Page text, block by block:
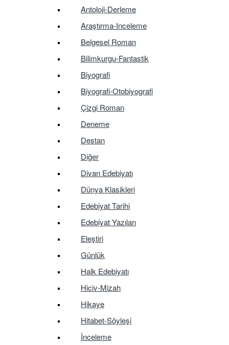
Antoloji-Derleme
Araştırma-Inceleme
Belgesel Roman
Bilimkurgu-Fantastik
Biyografi
Biyografi-Otobiyografi
Çizgi Roman
Deneme
Destan
Diğer
Divan Edebiyatı
Dünya Klasikleri
Edebiyat Tarihi
Edebiyat Yazıları
Eleştiri
Günlük
Halk Edebiyatı
Hiciv-Mizah
Hikaye
Hitabet-Söyleşi
İnceleme